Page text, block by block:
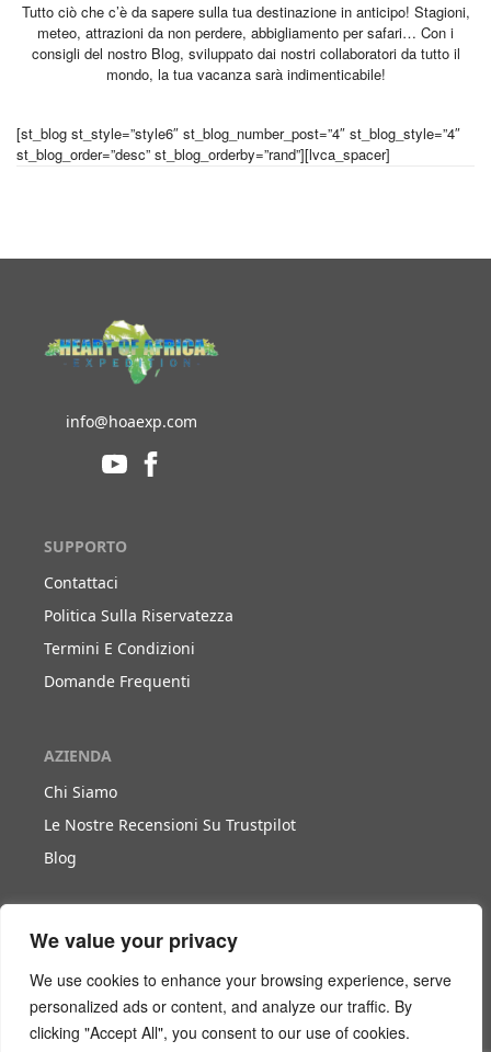
We value your privacy
We use cookies to enhance your browsing experience, serve
personalized ads or content, and analyze our traffic. By
clicking "Accept All", you consent to our use of cookies.
Tutto ciò che c’è da sapere sulla tua destinazione in anticipo! Stagioni,
meteo, attrazioni da non perdere, abbigliamento per safari… Con i
consigli del nostro Blog, sviluppato dai nostri collaboratori da tutto il
mondo, la tua vacanza sarà indimenticabile!
[st_blog st_style=”style6″ st_blog_number_post=”4″ st_blog_style=”4″
st_blog_order=”desc” st_blog_orderby=”rand”][lvca_spacer]
info@hoaexp.com
SUPPORTO
Contattaci
Politica Sulla Riservatezza
Termini E Condizioni
Domande Frequenti
AZIENDA
Chi Siamo
Le Nostre Recensioni Su Trustpilot
Blog
LAVORA CON NOI
Diventa Nostro Agente
Scarica Il Libro Bianco